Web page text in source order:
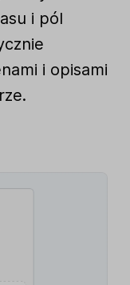
i pól
i opisami